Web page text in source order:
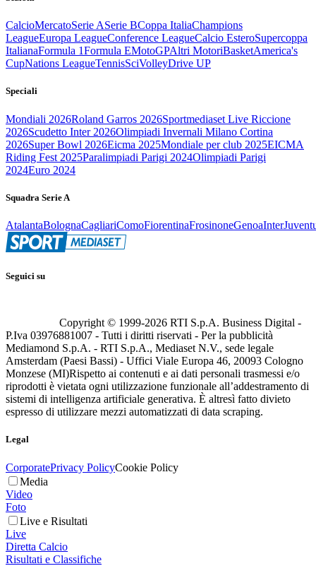
CalcioMercatoSerie ASerie BCoppa ItaliaChampions
LeagueEuropa LeagueConference LeagueCalcio EsteroSupercoppa
ItalianaFormula 1Formula EMotoGPAltri MotoriBasketAmerica's
CupNations LeagueTennisSciVolleyDrive UP
Speciali
Mondiali 2026Roland Garros 2026Sportmediaset Live Riccione
2026Scudetto Inter 2026Olimpiadi Invernali Milano Cortina
2026Super Bowl 2026Eicma 2025Mondiale per club 2025EICMA
Riding Fest 2025Paralimpiadi Parigi 2024Olimpiadi Parigi
2024Euro 2024
Squadra Serie A
AtalantaBolognaCagliariComoFiorentinaFrosinoneGenoaInter
Seguici su
Copyright © 1999-2026 RTI S.p.A. Business Digital -
P.Iva 03976881007 - Tutti i diritti riservati - Per la pubblicità
Mediamond S.p.A. - RTI S.p.A., Mediaset N.V., sede legale
Amsterdam (Paesi Bassi) - Uffici Viale Europa 46, 20093 Cologno
Monzese (MI)Rispetto ai contenuti e ai dati personali trasmessi e/o
riprodotti è vietata ogni utilizzazione funzionale all’addestramento di
sistemi di intelligenza artificiale generativa. È altresì fatto divieto
espresso di utilizzare mezzi automatizzati di data scraping.
Legal
CorporatePrivacy PolicyCookie Policy
Media
Video
Foto
Live e Risultati
Live
Diretta Calcio
Risultati e Classifiche